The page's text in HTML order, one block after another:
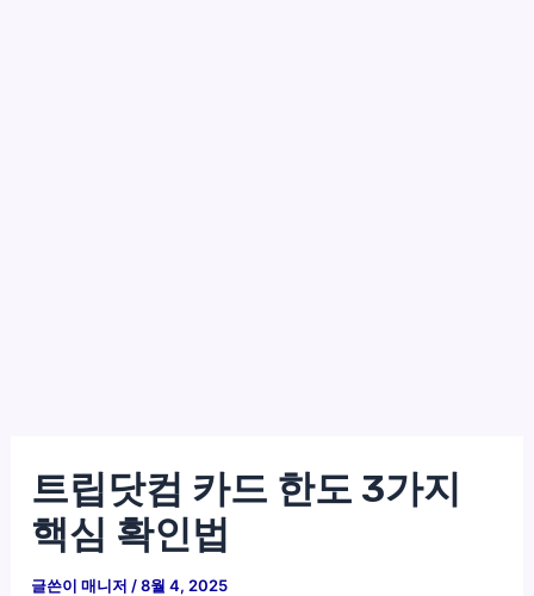
트립닷컴 카드 한도 3가지
핵심 확인법
글쓴이매니저 /8월 4, 2025